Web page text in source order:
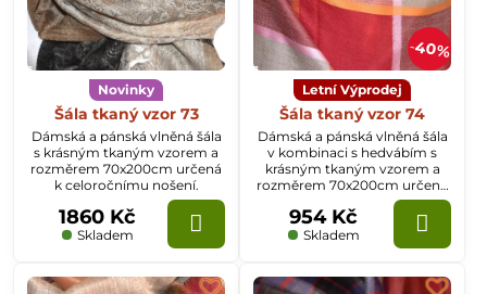
Novinky
Šála tkaný vzor 73
Dámská a pánská vlněná šála
s krásným tkaným vzorem a
rozměrem 70x200cm určená
k celoročnímu nošení.
Skladem
1860 Kč
40%
Letní Výprodej
Šála tkaný vzor 74
Dámská a pánská vlněná šála
v kombinaci s hedvábím s
krásným tkaným vzorem a
rozměrem 70x200cm určená
k celoročnímu nošení.
Skladem
954 Kč